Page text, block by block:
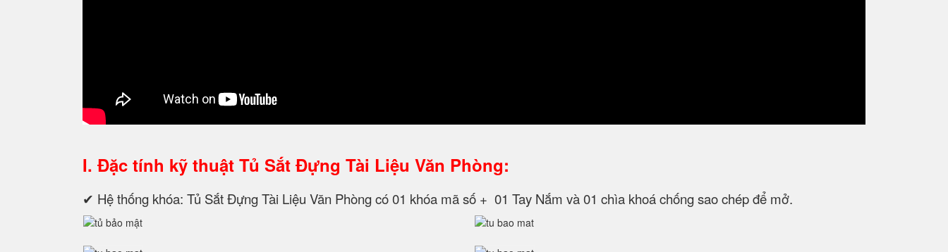
I. Đặc tính kỹ thuật Tủ Sắt Đựng Tài Liệu Văn Phòng:
✔ Hệ thống khóa: Tủ Sắt Đựng Tài Liệu Văn Phòng có 01 khóa mã số + 01 Tay Nắm và 01 chìa khoá chống sao chép để mở.